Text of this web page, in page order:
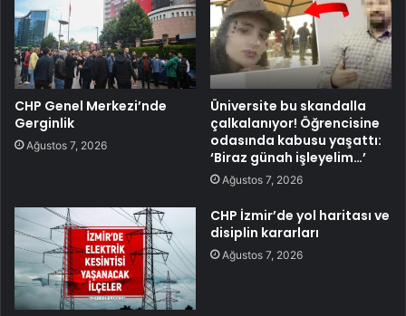
CHP Genel Merkezi’nde
Gerginlik
Ağustos 7, 2026
Üniversite bu skandalla
çalkalanıyor! Öğrencisine
odasında kabusu yaşattı:
‘Biraz günah işleyelim…’
Ağustos 7, 2026
CHP İzmir’de yol haritası ve
disiplin kararları
Ağustos 7, 2026